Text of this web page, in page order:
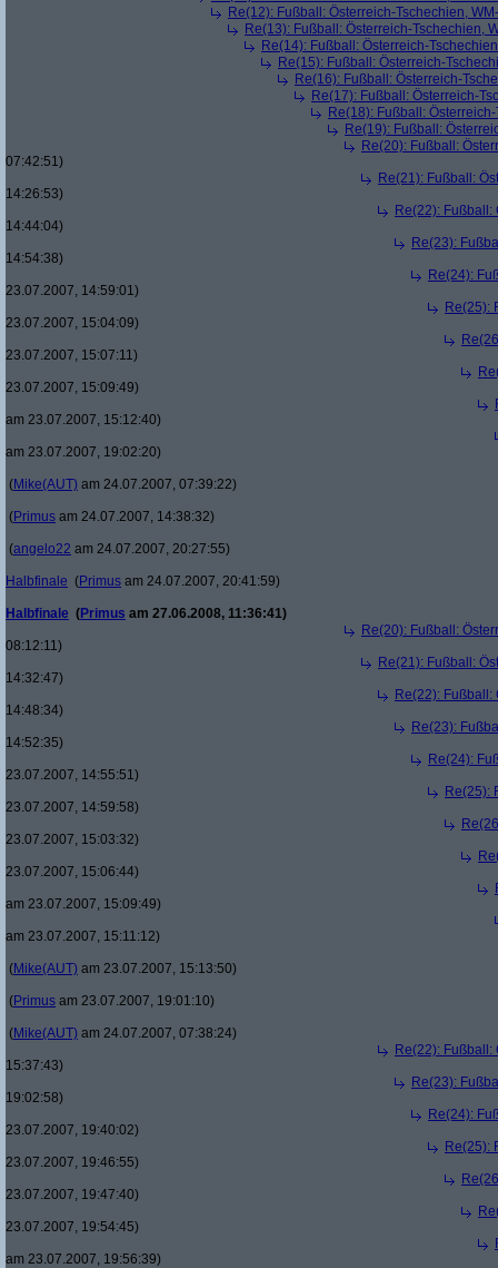
Re(12): Fußball: Österreich-Tschechien,
Re(13): Fußball: Österreich-Tschechien,
Re(14): Fußball: Österreich-
Re(15): Fußball: Österreich-
Re(16): Fußball: Österreich-
Re(17): Fußball: Österreich-
Re(18): Fußball:
Re(19): Fußball:
Re(20): Fußball:
07:42:51)
Re(21): Fußball:
14:26:53)
Re(22): Fußball:
14:44:04)
Re(23):
14:54:38)
Re(24):
23.07.2007, 14:59:01)
Re(25):
23.07.2007, 15:04:09)
23.07.2007, 15:07:11)
23.07.2007, 15:09:49)
am 23.07.2007, 15:12:40)
am 23.07.2007, 19:02:20)
(Mike(AUT) am 24.07.2007, 07:39:22)
(Primus am 24.07.2007, 14:38:32)
(angelo22 am 24.07.2007, 20:27:55)
Halbfinale (Primus am 24.07.2007, 20:41:59)
Halbfinale (Primus am 27.06.2008, 11:36:41)
Re(20): Fußball:
08:12:11)
Re(21): Fußball:
14:32:47)
Re(22): Fußball:
14:48:34)
Re(23):
14:52:35)
Re(24):
23.07.2007, 14:55:51)
Re(25):
23.07.2007, 14:59:58)
23.07.2007, 15:03:32)
23.07.2007, 15:06:44)
am 23.07.2007, 15:09:49)
am 23.07.2007, 15:11:12)
(Mike(AUT) am 23.07.2007, 15:13:50)
(Primus am 23.07.2007, 19:01:10)
(Mike(AUT) am 24.07.2007, 07:38:24)
Re(22): Fußball:
15:37:43)
Re(23):
19:02:58)
Re(24):
23.07.2007, 19:40:02)
Re(25):
23.07.2007, 19:46:55)
23.07.2007, 19:47:40)
23.07.2007, 19:54:45)
am 23.07.2007, 19:56:39)